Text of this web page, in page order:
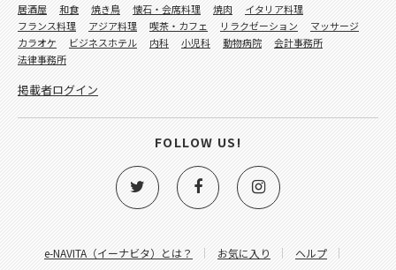
e-NAVITA（イーナビタ）とは？ お気に入り
ヘルプ
居酒屋 和食 焼き鳥 懐石・会席料理 焼肉
イタリア料理
フランス料理
アジア料理 喫茶・カフェ リラクゼーション
マッサージ
カラオケ
ビジネスホテル 内科 小児科 動物病院
会計事務所
法律事務所
掲載者ログイン
FOLLOW US!